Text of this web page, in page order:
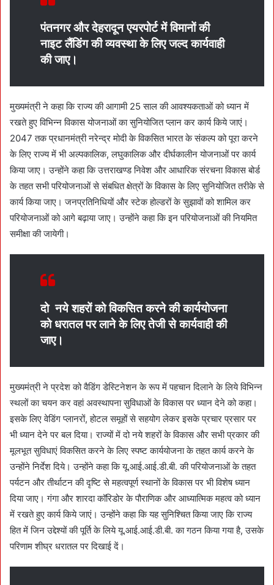
पंतनगर और देहरादून एयरपोर्ट में विमानों की
नाइट लैंडिंग की व्यवस्था के लिए जल्द कार्यवाही
की जाए।
मुख्यमंत्री ने कहा कि राज्य की आगामी 25 साल की आवश्यकताओं को ध्यान में
रखते हुए विभिन्न विकास योजनाओं का सुनियोजित प्लान कर कार्य किये जाएं।
2047 तक प्रधानमंत्री नरेन्द्र मोदी के विकसित भारत के संकल्प को पूरा करने
के लिए राज्य में भी अल्पकालिक, लघुकालिक और दीर्घकालीन योजनाओं पर कार्य
किया जाए। उन्होंने कहा कि उत्तराखण्ड निवेश और आधारिक संरचना विकास बोर्ड
के तहत सभी परियोजनाओं से संबधित क्षेत्रों के विकास के लिए सुनियोजित तरीके से
कार्य किया जाए। जनप्रतिनिधियों और स्टेक होल्डरों के सुझावों को शामिल कर
परियोजनाओं को आगे बढ़ाया जाए। उन्होंने कहा कि इन परियोजनाओं की नियमित
समीक्षा की जायेगी।
दो नये शहरों को विकसित करने की कार्ययोजना
को धरातल पर लाने के लिए तेजी से कार्यवाही की
जाए।
मुख्यमंत्री ने प्रदेश को वैडिंग डेस्टिनेशन के रूप में पहचान दिलाने के लिये विभिन्न
स्थलों का चयन कर वहां अवस्थापना सुविधाओं के विकास पर ध्यान देने को कहा।
इसके लिए वेडिंग प्लानरों, होटल समूहों से सहयोग लेकर इसके प्रचार प्रसार पर
भी ध्यान देने पर बल दिया। राज्यों में दो नये शहरों के विकास और सभी प्रकार की
मूलभूत सुविधाएं विकसित करने के लिए स्पष्ट कार्ययोजना के तहत कार्य करने के
उन्होंने निर्देश दिये। उन्होंने कहा कि यू.आई.आई.डी.बी. की परियोजनाओं के तहत
पर्यटन और तीर्थाटन की दृष्टि से महत्वपूर्ण स्थानों के विकास पर भी विशेष ध्यान
दिया जाए। गंगा और शारदा कॉरिडोर के पौराणिक और आध्यात्मिक महत्व को ध्यान
में रखते हुए कार्य किये जाएं। उन्होंने कहा कि यह सुनिश्चित किया जाए कि राज्य
हित में जिन उद्देश्यों की पूर्ति के लिये यू.आई.आई.डी.बी. का गठन किया गया है, उसके
परिणाम शीघ्र धरातल पर दिखाई दें।